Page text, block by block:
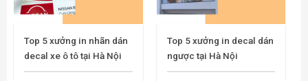
Top 5 xưởng in nhãn dán
decal xe ô tô tại Hà Nội
Top 5 xưởng in decal dán
ngược tại Hà Nội